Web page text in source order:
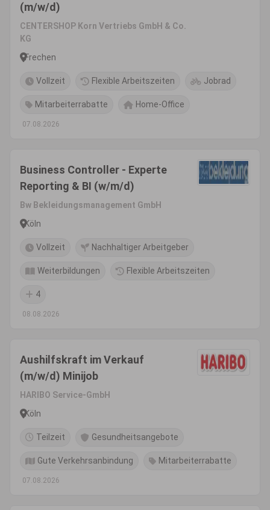
(m/w/d)
CENTERSHOP Korn Vertriebs GmbH & Co.
KG
Frechen
Vollzeit Flexible Arbeitszeiten Jobrad
Mitarbeiterrabatte Home-Office
07.08.2026
Business Controller - Experte
Reporting & BI (w/m/d)
Bw Bekleidungsmanagement GmbH
Köln
Vollzeit Nachhaltiger Arbeitgeber
Weiterbildungen Flexible Arbeitszeiten
4
08.08.2026
Aushilfskraft im Verkauf
(m/w/d) Minijob
HARIBO Service-GmbH
Köln
Teilzeit Gesundheitsangebote
Gute Verkehrsanbindung Mitarbeiterrabatte
07.08.2026